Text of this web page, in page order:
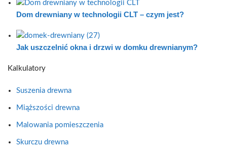
Dom drewniany w technologii CLT – czym jest?
Jak uszczelnić okna i drzwi w domku drewnianym?
Kalkulatory
Suszenia drewna
Miąższości drewna
Malowania pomieszczenia
Skurczu drewna